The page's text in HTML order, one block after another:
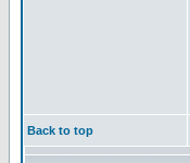
Back to top